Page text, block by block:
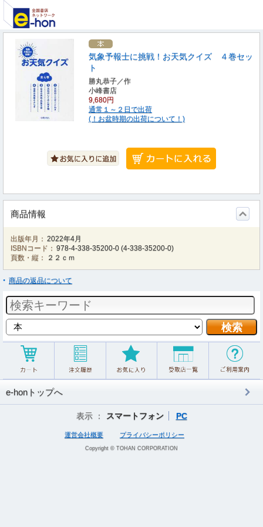
気象予報士に挑戦！お天気クイズ ４巻セッ
ト
勝丸恭子／作
小峰書店
9,680円
通常１～２日で出荷
(！お盆時期の出荷について！)
商品情報
出版年月： 2022年4月
ISBNコード： 978-4-338-35200-0 (4-338-35200-0)
頁数・縦：
２２ｃｍ
商品の返品について
e-honトップへ
表示 ： スマートフォン PC
運営会社概要 プライバシーポリシー
Copyright © TOHAN CORPORATION